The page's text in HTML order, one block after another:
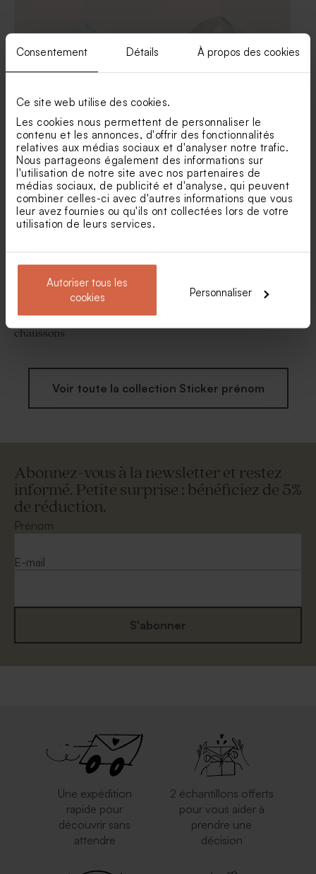
Consentement Détails À propos des cookies
Ce site web utilise des cookies.
Les cookies nous permettent de personnaliser le
contenu et les annonces, d'offrir des fonctionnalités
relatives aux médias sociaux et d'analyser notre trafic.
Nous partageons également des informations sur
l'utilisation de notre site avec nos partenaires de
médias sociaux, de publicité et d'analyse, qui peuvent
combiner celles-ci avec d'autres informations que vous
leur avez fournies ou qu'ils ont collectées lors de votre
utilisation de leurs services.
Autoriser tous les
cookies
Personnaliser
Dragées baptême lentilles
mélange de couleurs pastel 1
kg (± 1120 ex)
Bonbons baptême multi-
couleurs 1 kg (± 625 ex)
Sticker baptême autocollant
colombe poétique
Sticker baptême maman et
bébé oies
Nouveautés
chaussons
Voir toute la collection Sticker prénom
Abonnez-vous à la newsletter et restez
informé. Petite surprise : bénéficiez de 5%
de réduction.
Prénom
E-mail
S'abonner
Une expédition
rapide pour
découvrir sans
attendre
2 échantillons offerts
pour vous aider à
prendre une
décision